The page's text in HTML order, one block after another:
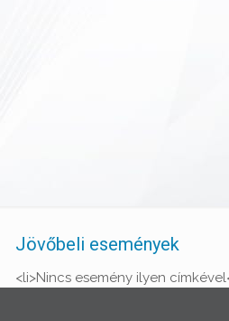
Jövőbeli események
<li>Nincs esemény ilyen